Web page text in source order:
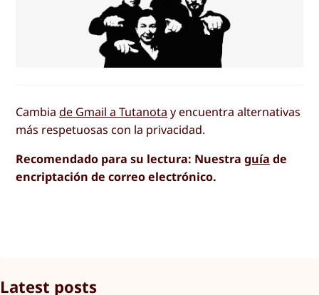
Cambiade Gmail a Tutanota y encuentra alternativas
más respetuosas con la privacidad.
Recomendado para su lectura: Nuestraguía de
encriptación de correo electrónico.
Latest posts